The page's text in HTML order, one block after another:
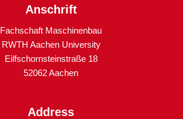
Anschrift
Fachschaft Maschinenbau
RWTH Aachen University
Eilfschornsteinstraße 18
52062 Aachen
Address